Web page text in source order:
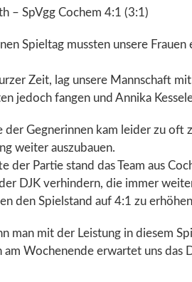
– SpVgg Cochem 4:1 (3:1)
Spieltag mussten unsere
Zeit, lag unsere Mannschaft
jedoch fangen und Annika
der Gegnerinnen kam leider zu oft
weiter auszubauen.
der Partie stand das Team aus
DJK verhindern, die immer
den Spielstand auf 4:1 zu
man mit der Leistung in diesem
am Wochenende erwartet uns das